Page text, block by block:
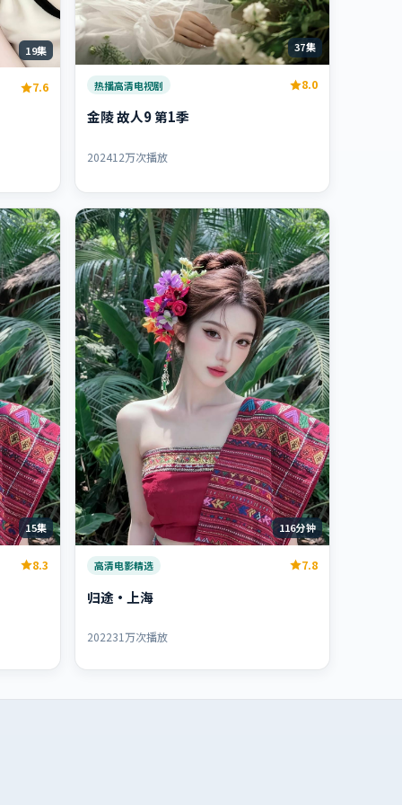
19集
7.6
37集
热播高清电视剧 8.0
金陵 故人9 第1季
202412万次播放
15集
8.3
116分钟
高清电影精选 7.8
归途·上海
202231万次播放